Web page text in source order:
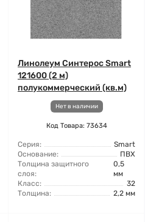
Линолеум Синтерос Smart
121600 (2 м)
полукоммерческий (кв.м)
Нет в наличии
Код Товара: 73634
Серия:
Smart
Основание:
ПВХ
Толщина защитного
слоя:
0,5
мм
Класс:
32
Толщина:
2,2 мм